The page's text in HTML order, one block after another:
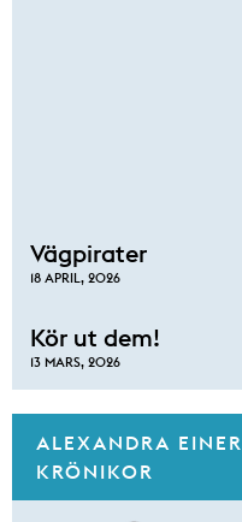
Vägpirater
18 APRIL, 2026
Kör ut dem!
13 MARS, 2026
ALEXANDRA
KRÖNIKOR